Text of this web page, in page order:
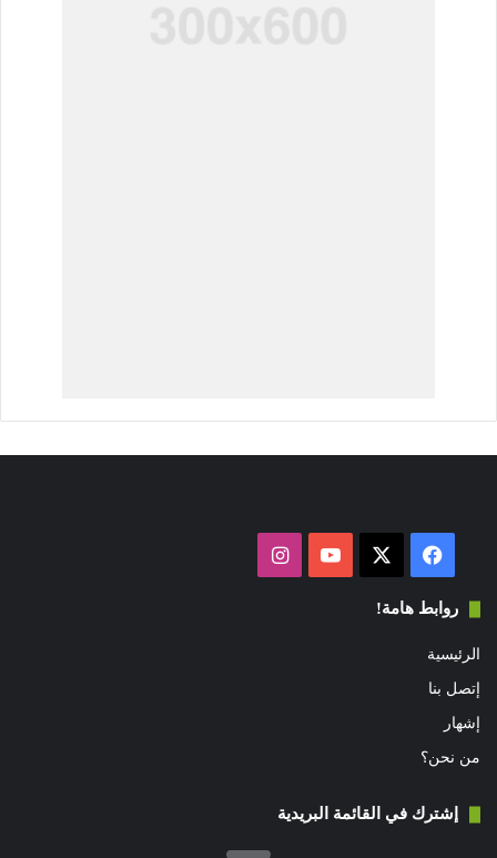
فيسبوك ‫YouTubeانستقرام
روابط هامة!
الرئيسية
إتصل بنا
إشهار
من نحن؟
إشترك في القائمة البريدية